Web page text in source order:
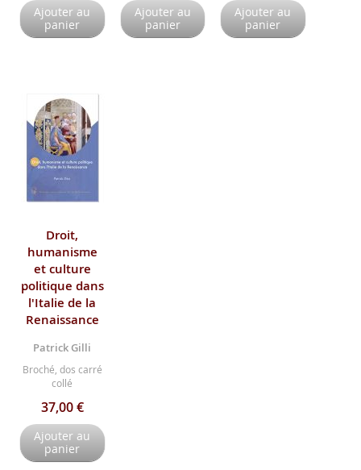
Ajouter au
panier
Ajouter au
panier
Ajouter au
panier
Droit,
humanisme
et culture
politique dans
l'Italie de la
Renaissance
Patrick Gilli
Broché, dos carré
collé
37,00 €
Ajouter au
panier